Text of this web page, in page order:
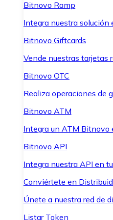
Bitnovo Ramp
Integra nuestra solución
Bitnovo Giftcards
Vende nuestras tarjetas
Bitnovo OTC
Realiza operaciones de
Bitnovo ATM
Integra un ATM Bitnovo
Bitnovo API
Integra nuestra API en
Conviértete en
Únete a nuestra red de
Listar Token